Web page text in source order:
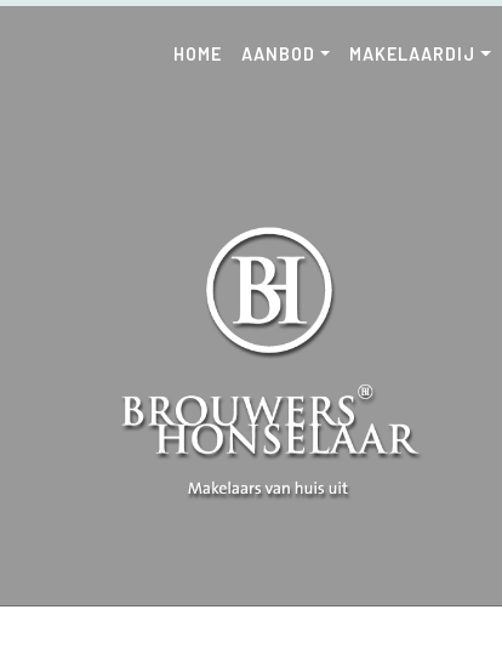
HOME AANBOD MAKELAARDIJ